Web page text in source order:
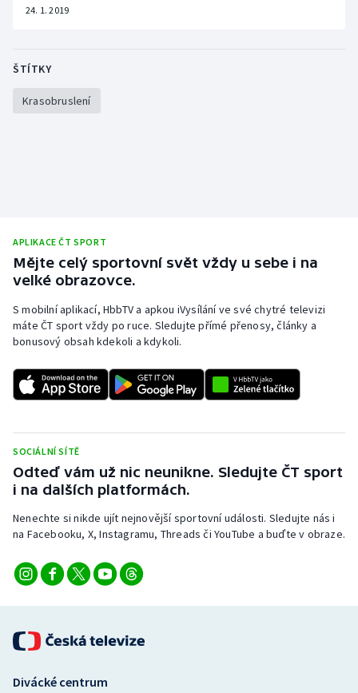
24. 1. 2019
ŠTÍTKY
Krasobruslení
APLIKACE ČT SPORT
Mějte celý sportovní svět vždy u sebe i na
velké obrazovce.
S mobilní aplikací, HbbTV a apkou iVysílání ve své chytré televizi
máte ČT sport vždy po ruce. Sledujte přímé přenosy, články a
bonusový obsah kdekoli a kdykoli.
SOCIÁLNÍ SÍTĚ
Odteď vám už nic neunikne. Sledujte ČT sport
i na dalších platformách.
Nenechte si nikde ujít nejnovější sportovní události. Sledujte nás i
na Facebooku, X, Instagramu, Threads či YouTube a buďte v obraze.
Divácké centrum